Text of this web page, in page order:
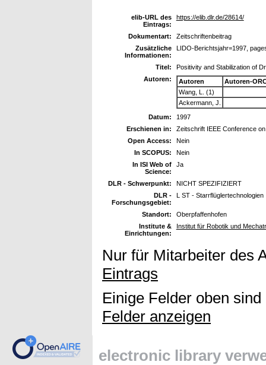
elib-URL des
Eintrags:
https://elib.dlr.de/28614/
Dokumentart:
Zeitschriftenbeitrag
Zusätzliche
Informationen:
LIDO-Berichtsjahr=1997,
Titel:
Positivity and Stabilization of
Autoren:
Autoren
Autoren-
Wang, L. (1)
Ackermann, J.
Datum:
1997
Erschienen in:
Zeitschrift IEEE Conference
Open Access:
Nein
In SCOPUS:
Nein
In ISI Web of
Science:
Ja
DLR - Schwerpunkt:
NICHT SPEZIFIZIERT
DLR -
Forschungsgebiet:
L ST - Starrflüglertechnologien
Standort:
Oberpfaffenhofen
Institute &
Einrichtungen:
Institut für Robotik und
Nur für Mitarbeiter des
Eintrags
Einige Felder oben
Felder anzeigen
electronic library